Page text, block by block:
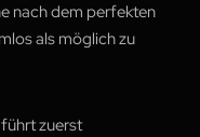
nach dem perfekten
als möglich zu
zuerst